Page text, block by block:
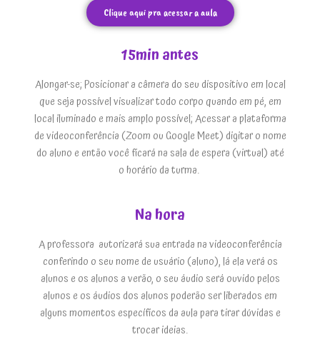
Clique aqui pra acessar a aula
15min antes
Alongar-se; Posicionar a câmera do seu dispositivo em local
que seja possível visualizar todo corpo quando em pé, em
local iluminado e mais amplo possível; Acessar a plataforma
de videoconferência (Zoom ou Google Meet) digitar o nome
do aluno e então você ficará na sala de espera (virtual) até
o horário da turma.
Na hora
A professora autorizará sua entrada na videoconferência
conferindo o seu nome de usuário (aluno), lá ela verá os
alunos e os alunos a verão, o seu áudio será ouvido pelos
alunos e os áudios dos alunos poderão ser liberados em
alguns momentos específicos da aula para tirar dúvidas e
trocar ideias.